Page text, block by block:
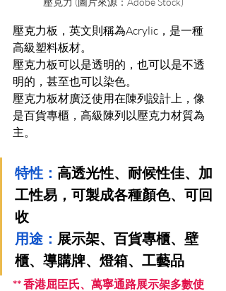
壓克力板，英文則稱為Acrylic，是一種
高級塑料板材。
壓克力板可以是透明的，也可以是不透
明的，甚至也可以染色。
壓克力板材廣泛使用在陳列設計上，像
是百貨專櫃，高級陳列以壓克力材質為
主。
特性： 高透光性、耐候性佳、加
工性易，可製成各種顏色、可回
收
用途： 展示架、百貨專櫃、壁
櫃、導購牌、燈箱、工藝品
** 香港屈臣氏、萬寧通路展示架多數使